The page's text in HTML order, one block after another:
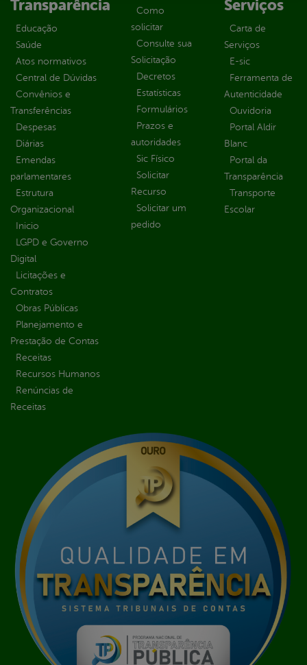
Transparência
Educação
Saúde
Atos normativos
Central de Dúvidas
Convênios e
Transferências
Despesas
Diárias
Emendas
parlamentares
Estrutura
Organizacional
Inicio
LGPD e Governo
Digital
Licitações e
Contratos
Obras Públicas
Planejamento e
Prestação de Contas
Receitas
Recursos Humanos
Renúncias de
Receitas
Como
solicitar
Consulte sua
Solicitação
Decretos
Estatísticas
Formulários
Prazos e
autoridades
Sic Físico
Solicitar
Recurso
Solicitar um
pedido
Serviços
Carta de
Serviços
E-sic
Ferramenta de
Autenticidade
Ouvidoria
Portal Aldir
Blanc
Portal da
Transparência
Transporte
Escolar